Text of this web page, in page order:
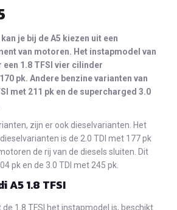
kan je bij de A5 kiezen uit een
van motoren. Het instapmodel van
een 1.8 TFSI vier cilinder
pk. Andere benzine varianten van
met 211 pk en de supercharged 3.0
zijn er ook dieselvarianten. Het
is de 2.0 TDI met 177 pk
de rij van de diesels sluiten. Dit
pk en de 3.0 TDI met 245 pk.
A5 1.8 TFSI
1.8 TFSI het instapmodel is, beschikt